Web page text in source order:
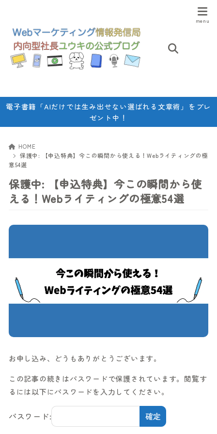
電子書籍「AIだけでは生み出せない選ばれる文章術」をプレ
ゼント中！
HOME
保護中: 【申込特典】今この瞬間から使える！Webライティングの極
意54選
保護中: 【申込特典】今この瞬間から使
える！Webライティングの極意54選
お申し込み、どうもありがとうございます。
この記事の続きはパスワードで保護されています。閲覧す
るには以下にパスワードを入力してください。
パスワード: